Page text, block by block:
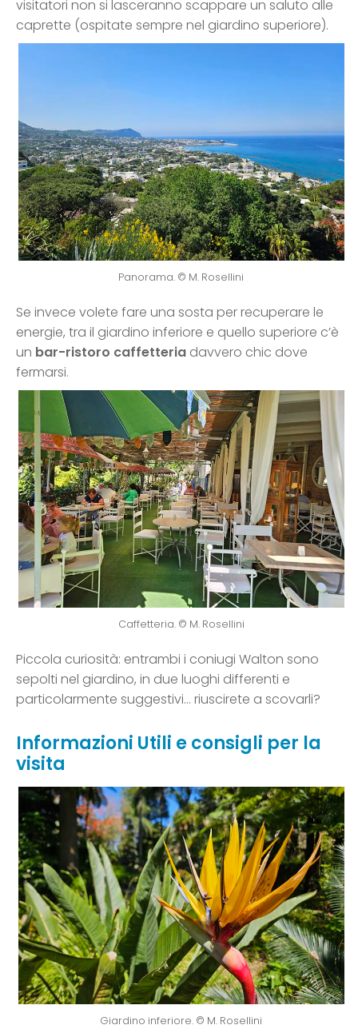
visitatori non si lasceranno scappare un saluto alle
caprette (ospitate sempre nel giardino superiore).
Panorama. © M. Rosellini
Se invece volete fare una sosta per recuperare le
energie, tra il giardino inferiore e quello superiore c’è
un bar-ristoro caffetteria davvero chic dove
fermarsi.
Caffetteria. © M. Rosellini
Piccola curiosità: entrambi i coniugi Walton sono
sepolti nel giardino, in due luoghi differenti e
particolarmente suggestivi… riuscirete a scovarli?
Informazioni Utili e consigli per la
visita
Giardino inferiore. © M. Rosellini